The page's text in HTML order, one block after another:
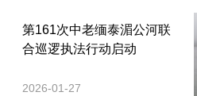
第161次中老缅泰湄公河联
合巡逻执法行动启动
2026-01-27